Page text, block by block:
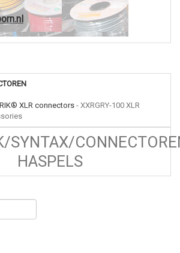
XLR connectors - XXRGRY-100 XLR
SYNTAX/
HASPELS